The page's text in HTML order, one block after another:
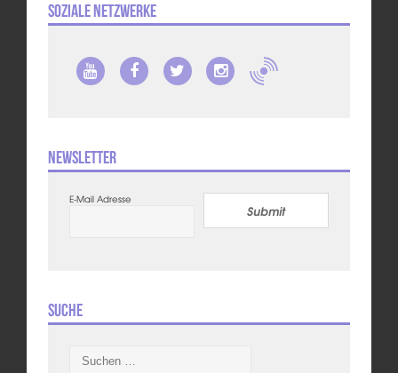
Soziale Netzwerke
Newsletter
E-Mail Adresse
Submit
Suche
nach: